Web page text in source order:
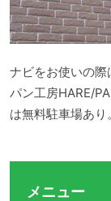
ナビをお使いの
パン工房HARE/
は無料駐車場あり。
メニュー